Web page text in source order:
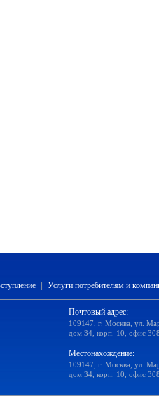
Услуги потребителям и
Почтовый адрес:
109147, г. Москва, ул.
дом 34, корп. 10, офис
Местонахождение:
109147, г. Москва, ул.
дом 34, корп. 10, офис 308.